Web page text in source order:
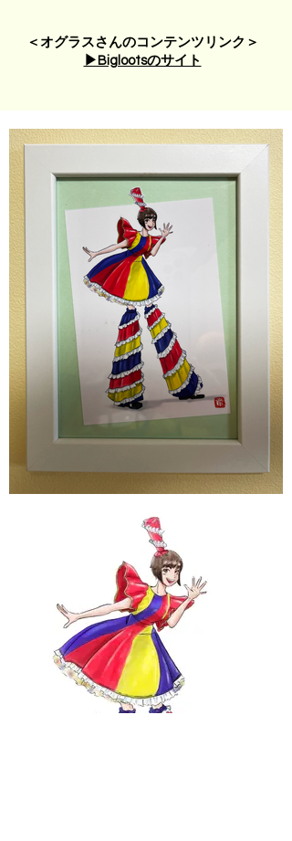
＜オグラスさんのコンテンツリンク＞
▶︎Biglootsのサイト